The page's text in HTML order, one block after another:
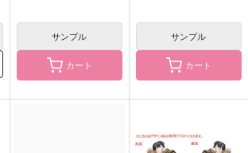
サンプル
カート
サンプル
カート